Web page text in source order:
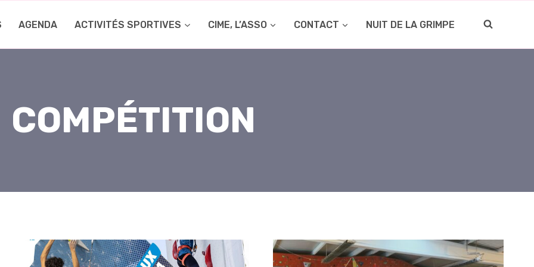
AGENDA ACTIVITÉS SPORTIVES CIME, L’ASSO CONTACT NUIT DE LA GRIMPE
COMPÉTITION